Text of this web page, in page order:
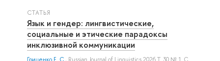
СТАТЬЯ
Язык и гендер: лингвистические,
социальные и этические парадоксы
инклюзивной коммуникации